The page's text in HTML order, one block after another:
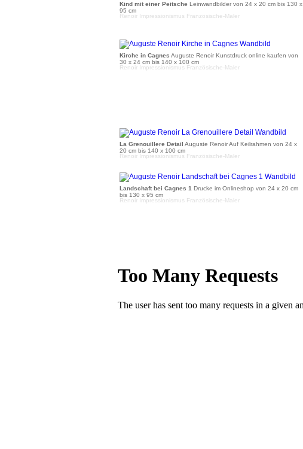
Kind mit einer Peitsche Leinwandbilder von 24 x 20 cm bis 130 x
95 cm
Renoir Impressionismus Französische-Maler
Kirche in Cagnes Auguste Renoir Kunstdruck online kaufen von
30 x 24 cm bis 140 x 100 cm
Renoir Impressionismus Französische-Maler
La Grenouillere Detail Auguste Renoir Auf Keilrahmen von 24 x
20 cm bis 140 x 100 cm
Renoir Impressionismus Französische-Maler
Landschaft bei Cagnes 1 Drucke im Onlineshop von 24 x 20 cm
bis 130 x 95 cm
Renoir Impressionismus Französische-Maler